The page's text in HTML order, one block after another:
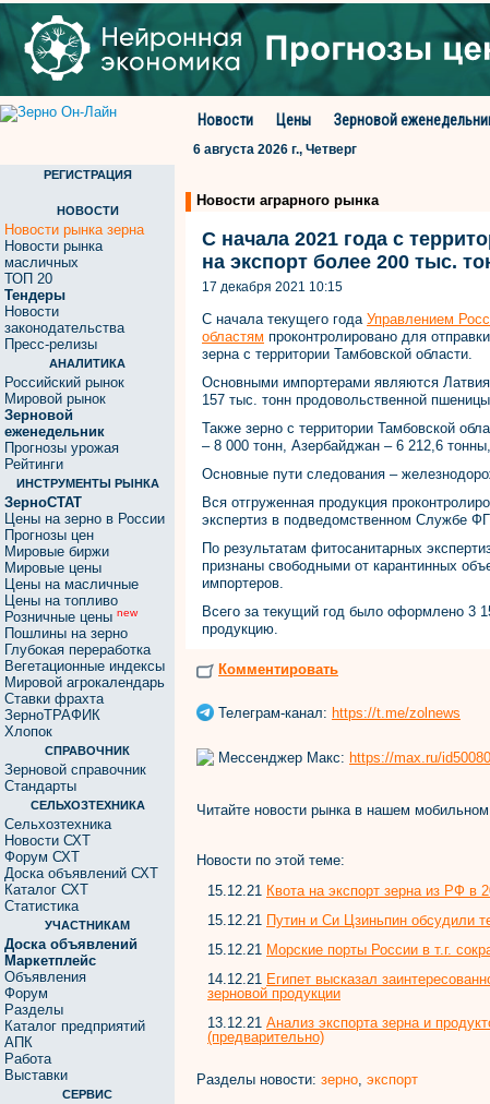
Новости Цены Зерновой
6 августа 2026 г., Четверг
РЕГИСТРАЦИЯ
НОВОСТИ
Новости рынка зерна
Новости рынка
масличных
ТОП 20
Тендеры
Новости
законодательства
Пресс-релизы
АНАЛИТИКА
Российский рынок
Мировой рынок
Зерновой
еженедельник
Прогнозы урожая
Рейтинги
ИНСТРУМЕНТЫ РЫНКА
ЗерноСТАТ
Цены на зерно в России
Прогнозы цен
Мировые биржи
Мировые цены
Цены на масличные
Цены на топливо
Розничные цены new
Пошлины на зерно
Глубокая переработка
Вегетационные индексы
Мировой агрокалендарь
Ставки фрахта
ЗерноТРАФИК
Хлопок
СПРАВОЧНИК
Зерновой справочник
Стандарты
СЕЛЬХОЗТЕХНИКА
Сельхозтехника
Новости СХТ
Форум СХТ
Доска объявлений СХТ
Каталог СХТ
Статистика
УЧАСТНИКАМ
Доска объявлений
Маркетплейс
Объявления
Форум
Разделы
Каталог предприятий
АПК
Работа
Выставки
СЕРВИС
Новости аграрного рынка
С начала 2021 года с
на экспорт более 200 тыс.
17 декабря 2021 10:15
С начала текущего года Управлением
областям проконтролировано для
зерна с территории Тамбовской области.
Основными импортерами являются
157 тыс. тонн продовольственной
Также зерно с территории Тамбовской
– 8 000 тонн, Азербайджан – 6 212,6
Основные пути следования –
Вся отгруженная продукция
экспертиз в подведомственном Службе
По результатам фитосанитарных
признаны свободными от карантинных
импортеров.
Всего за текущий год было оформлено 3
продукцию.
Комментировать
Телеграм-канал: https://t.me/zolnews
Мессенджер Макс: https://max.ru/
Читайте новости рынка в нашем
Новости по этой теме:
15.12.21 Квота на экспорт зерна из РФ в
15.12.21 Путин и Си Цзиньпин обсудили
15.12.21 Морские порты России в т.г.
14.12.21 Египет высказал
зерновой продукции
13.12.21 Анализ экспорта зерна и
(предварительно)
Разделы новости: зерно экспорт